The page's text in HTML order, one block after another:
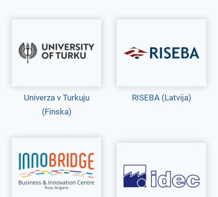
Univerza v Turkuju
(Finska)
RISEBA (Latvija)